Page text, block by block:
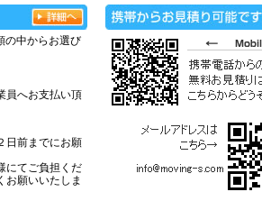
の中からお選び
員へお支払い頂
日前までにお願
にてご負担くだ
お願いいたしま